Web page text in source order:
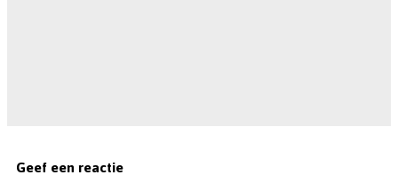
Geef een reactie